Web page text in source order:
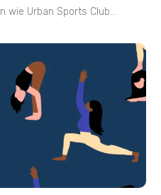
wie Urban Sports Club...